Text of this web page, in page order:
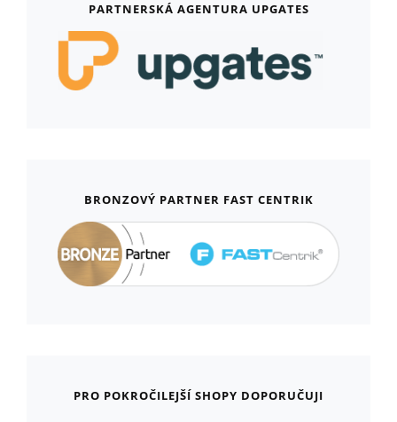
PARTNERSKÁ AGENTURA UPGATES
BRONZOVÝ PARTNER FAST CENTRIK
PRO POKROČILEJŠÍ SHOPY DOPORUČUJI